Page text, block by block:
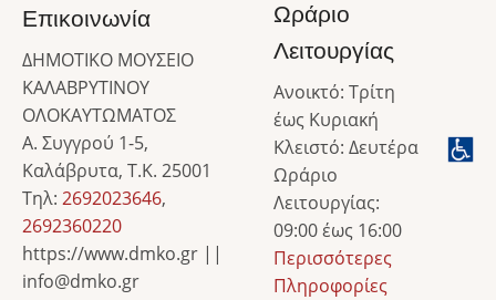
Επικοινωνία
ΔΗΜΟΤΙΚΟ ΜΟΥΣΕΙΟ
ΚΑΛΑΒΡΥΤΙΝΟΥ
ΟΛΟΚΑΥΤΩΜΑΤΟΣ
Α. Συγγρού 1-5,
Καλάβρυτα, Τ.Κ. 25001
Τηλ: 2692023646,
2692360220
https://www.dmko.gr ||
info@dmko.gr
Ωράριο
Λειτουργίας
Ανοικτό: Τρίτη
έως Κυριακή
Κλειστό: Δευτέρα
Ωράριο
Λειτουργίας:
09:00 έως 16:00
Περισσότερες
Πληροφορίες